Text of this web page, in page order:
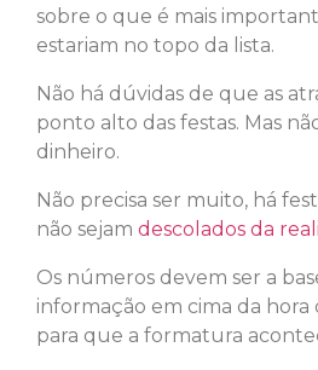
sobre o que é mais
estariam no topo da lista.
Não há dúvidas de que as
ponto alto das festas. Mas
dinheiro.
Não precisa ser muito, há
não sejam descolados da
Os números devem ser a
informação em cima da
para que a formatura